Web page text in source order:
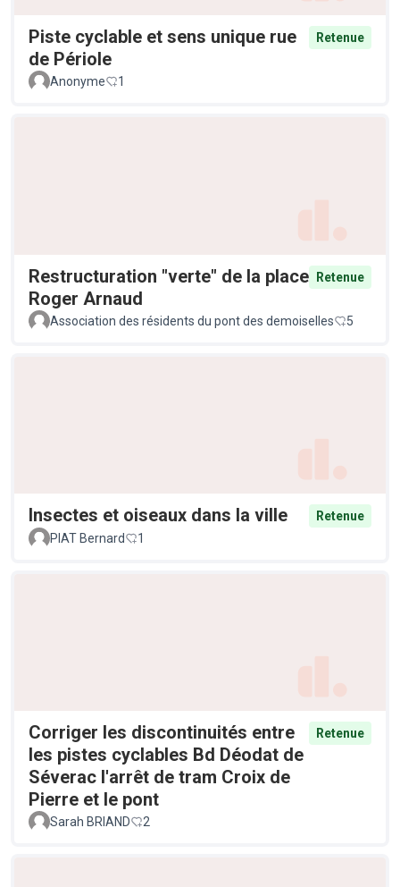
Piste cyclable et sens unique rue
de Périole
Retenue
Anonyme 1
Restructuration "verte" de la place
Roger Arnaud
Retenue
Association des résidents du pont des demoiselles 5
Insectes et oiseaux dans la ville
Retenue
PIAT Bernard
1
Corriger les discontinuités entre
les pistes cyclables Bd Déodat de
Séverac l'arrêt de tram Croix de
Pierre et le pont
Retenue
Sarah BRIAND 2